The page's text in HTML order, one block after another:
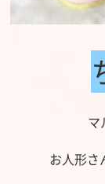
マ
お人形さ